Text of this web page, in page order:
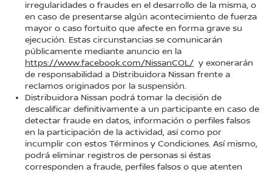
irregularidades o fraudes en el desarrollo de la misma, o
en caso de presentarse algún acontecimiento de fuerza
mayor o caso fortuito que afecte en forma grave su
ejecución. Estas circunstancias se comunicarán
públicamente mediante anuncio en la
https://www.facebook.com/NissanCOL/ y exonerarán
de responsabilidad a Distribuidora Nissan frente a
reclamos originados por la suspensión.
Distribuidora Nissan podrá tomar la decisión de
descalificar definitivamente a un participante en caso de
detectar fraude en datos, información o perfiles falsos
en la participación de la actividad, así como por
incumplir con estos Términos y Condiciones. Así mismo,
podrá eliminar registros de personas si éstas
corresponden a fraude, perfiles falsos o que atenten